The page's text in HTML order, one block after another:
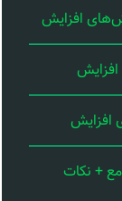
افزایش
افزایش
+ نکات